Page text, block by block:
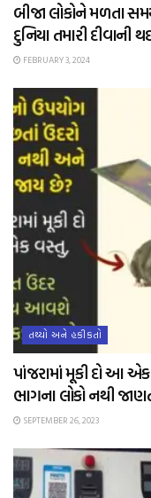
બીજા લોકોને મળતા
દુનિયા તમારી દીવાની
FEBRUARY 3, 2024
તથ્યો અને હકીકતો
પાંજરામાં મૂકી દો આ
ભાગના લોકો નથી
SEPTEMBER 26, 2023